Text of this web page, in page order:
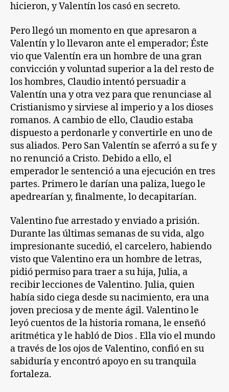
hicieron, y Valentín los casó en secreto.
Pero llegó un momento en que apresaron a
Valentín y lo llevaron ante el emperador; Éste
vio que Valentín era un hombre de una gran
convicción y voluntad superior a la del resto de
los hombres, Claudio intentó persuadir a
Valentín una y otra vez para que renunciase al
Cristianismo y sirviese al imperio y a los dioses
romanos. A cambio de ello, Claudio estaba
dispuesto a perdonarle y convertirle en uno de
sus aliados. Pero San Valentín se aferró a su fe y
no renunció a Cristo. Debido a ello, el
emperador le sentenció a una ejecución en tres
partes. Primero le darían una paliza, luego le
apedrearían y, finalmente, lo decapitarían.
Valentino fue arrestado y enviado a prisión.
Durante las últimas semanas de su vida, algo
impresionante sucedió, el carcelero, habiendo
visto que Valentino era un hombre de letras,
pidió permiso para traer a su hija, Julia, a
recibir lecciones de Valentino. Julia, quien
había sido ciega desde su nacimiento, era una
joven preciosa y de mente ágil. Valentino le
leyó cuentos de la historia romana, le enseñó
aritmética y le habló de Dios . Ella vio el mundo
a través de los ojos de Valentino, confió en su
sabiduría y encontró apoyo en su tranquila
fortaleza.